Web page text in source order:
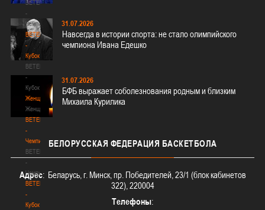
BETERA
-
Чемпионат
BETERA
-
Кубок
BETERA
-
Кубок
Женщины
Женщины
BETERA
-
Чемпионат
BETERA
-
Чемпионат
BETERA
-
Кубок
31.07.2026
Навсегда в истории спорта: не стало олимпийского
чемпиона Ивана Едешко
31.07.2026
БФБ выражает соболезнования родным и близким
Михаила Курилика
БЕЛОРУССКАЯ ФЕДЕРАЦИЯ БАСКЕТБОЛА
Адрес: Беларусь, г. Минск, пр. Победителей, 23/1 (блок кабинетов
322), 220004
Телефоны: